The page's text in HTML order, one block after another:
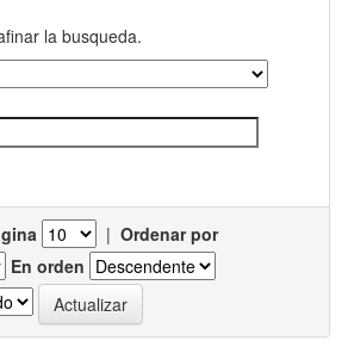
la busqueda.
| Ordenar por
En orden